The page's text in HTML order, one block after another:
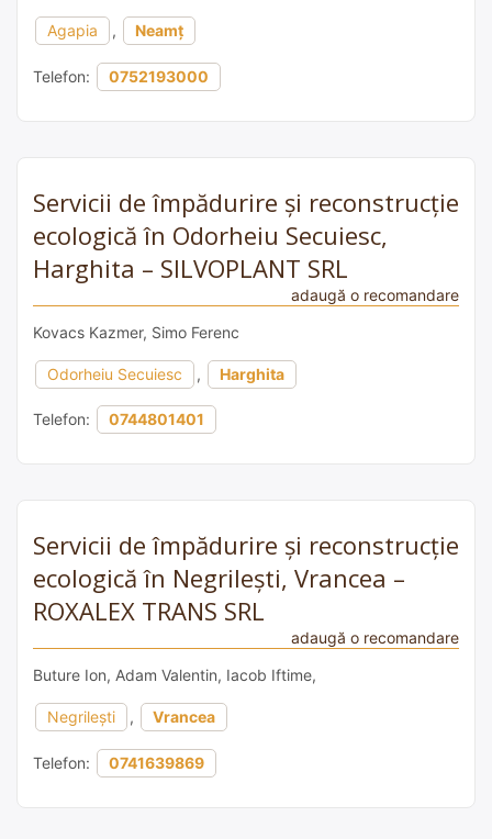
Agapia , Neamț
Telefon: 0752193000
Servicii de împădurire și reconstrucție
ecologică în Odorheiu Secuiesc,
Harghita – SILVOPLANT SRL
adaugă o recomandare
Kovacs Kazmer, Simo Ferenc
Odorheiu Secuiesc , Harghita
Telefon: 0744801401
Servicii de împădurire și reconstrucție
ecologică în Negrilești, Vrancea –
ROXALEX TRANS SRL
adaugă o recomandare
Buture Ion, Adam Valentin, Iacob Iftime,
Negrilești , Vrancea
Telefon: 0741639869